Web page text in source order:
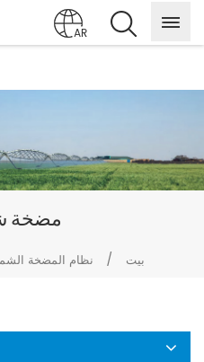
AR
مضخة
بيت / نظام المضخة